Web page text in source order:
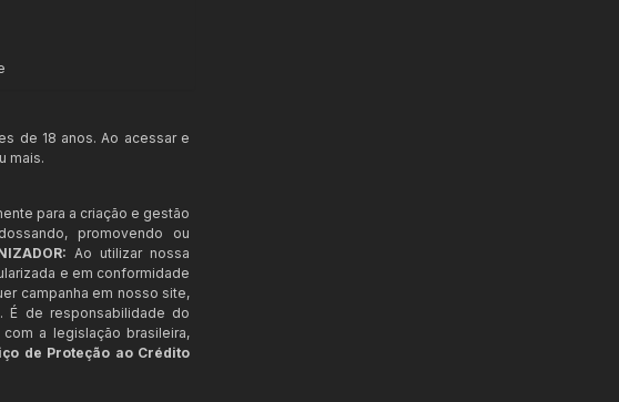
de 18 anos. Ao acessar e
mais.
para a criação e gestão
promovendo ou
Ao utilizar nossa
e em conformidade
campanha em nosso site,
É de responsabilidade do
a legislação brasileira,
de Proteção ao Crédito